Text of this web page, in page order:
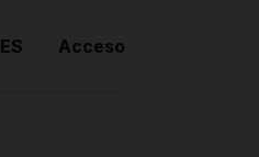
ES Acceso